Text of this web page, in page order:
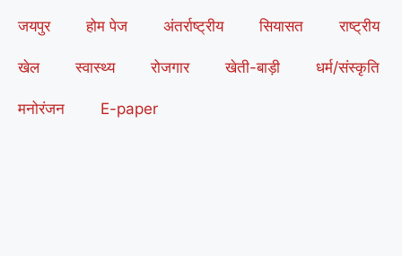
जयपुर होम पेज अंतर्राष्ट्रीय सियासत राष्ट्रीय
खेल स्वास्थ्य रोजगार खेती-बाड़ी धर्म/संस्कृति
मनोरंजन E-paper